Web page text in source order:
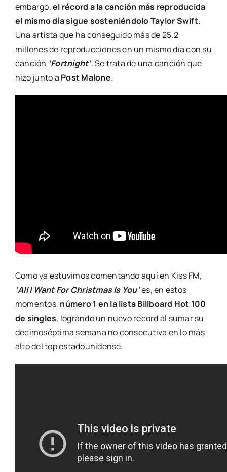
embargo,el récord a la canción más reproducida
el mismo día sigue sosteniéndolo Taylor Swift.
Una artista que ha conseguido más de 25.2
millones de reproducciones en un mismo día con su
canción ‘Fortnight’. Se trata de una canción que
hizo junto a Post Malone.
Como ya estuvimos comentando aquí en Kiss FM,
‘All I Want For Christmas Is You’es, en estos
momentos, número 1 en la lista Billboard Hot 100
de singles, logrando un nuevo récord al sumar su
decimoséptima semana no consecutiva en lo más
alto del top estadounidense.